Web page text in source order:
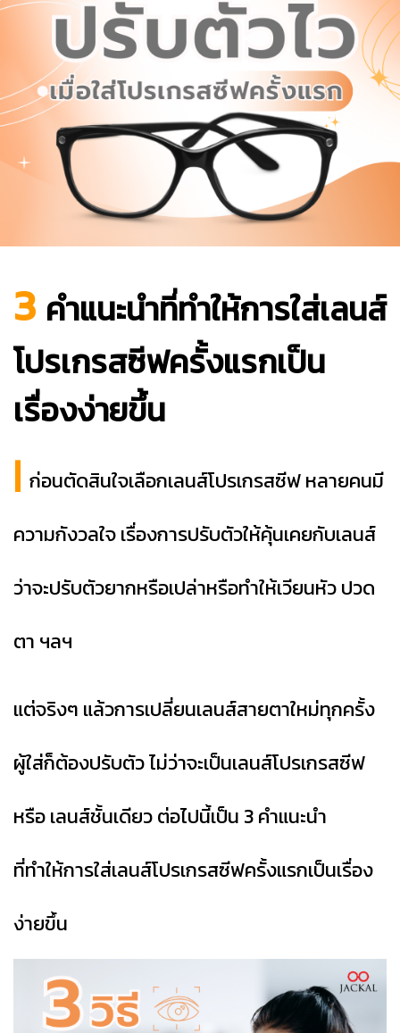
3 คำแนะนำที่ทำให้การใส่เลนส์
โปรเกรสซีฟครั้งแรกเป็น
เรื่องง่ายขึ้น
| ก่อนตัดสินใจเลือกเลนส์โปรเกรสซีฟหลายคนมี
ความกังวลใจ เรื่องการปรับตัวให้คุ้นเคยกับเลนส์
ว่าจะปรับตัวยากหรือเปล่าหรือทำให้เวียนหัว ปวด
ตา ฯลฯ
แต่จริงๆ แล้วการเปลี่ยนเลนส์สายตาใหม่ทุกครั้ง
ผู้ใส่ก็ต้องปรับตัว ไม่ว่าจะเป็นเลนส์โปรเกรสซีฟ
หรือ เลนส์ชั้นเดียว ต่อไปนี้เป็น 3 คำแนะนำ
ที่ทำให้การใส่เลนส์โปรเกรสซีฟครั้งแรกเป็นเรื่อง
ง่ายขึ้น